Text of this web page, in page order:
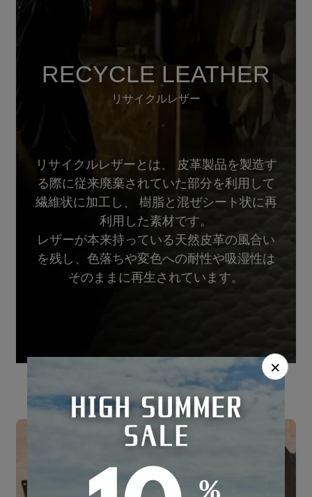
RECYCLE LEATHER
リサイクルレザー
リサイクルレザーとは、 皮革製品を製造す
る際に従来廃棄されていた部分を利用して
繊維状に加工し、 樹脂と混ぜシート状に再
利用した素材です。
レザーが本来持っている天然皮革の風合い
を残し、色落ちや変色への耐性や吸湿性は
そのままに再生されています。
×